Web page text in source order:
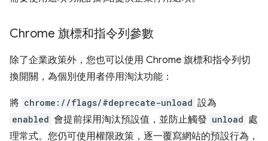
Chrome 旗標和指令列參數
除了企業政策外，您也可以使用 Chrome 旗標和指令列切
換開關，為個別使用者停用淘汰功能：
將 chrome://flags/#deprecate-unload 設為
enabled 會提前採用淘汰預設值，並防止觸發 unload 處
理常式。您仍可使用權限政策，逐一覆寫網站的預設行為，